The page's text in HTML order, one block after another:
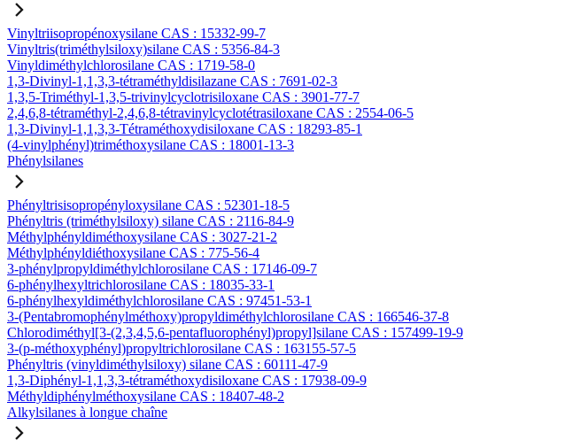
Vinyltriisopropénoxysilane CAS : 15332-99-7
Vinyltris(triméthylsiloxy)silane CAS : 5356-84-3
Vinyldiméthylchlorosilane CAS : 1719-58-0
1,3-Divinyl-1,1,3,3-tétraméthyldisilazane CAS : 7691-02-3
1,3,5-Triméthyl-1,3,5-trivinylcyclotrisiloxane CAS : 3901-77-7
2,4,6,8-tétraméthyl-2,4,6,8-tétravinylcyclotétrasiloxane CAS : 2554-06-5
1,3-Divinyl-1,1,3,3-Tétraméthoxydisiloxane CAS : 18293-85-1
(4-vinylphényl)triméthoxysilane CAS : 18001-13-3
Phénylsilanes
Phényltrisisopropényloxysilane CAS : 52301-18-5
Phényltris (triméthylsiloxy) silane CAS : 2116-84-9
Méthylphényldiméthoxysilane CAS : 3027-21-2
Méthylphényldiéthoxysilane CAS : 775-56-4
3-phénylpropyldiméthylchlorosilane CAS : 17146-09-7
6-phénylhexyltrichlorosilane CAS : 18035-33-1
6-phénylhexyldiméthylchlorosilane CAS : 97451-53-1
3-(Pentabromophénylméthoxy)propyldiméthylchlorosilane CAS : 166546-37-8
Chlorodiméthyl[3-(2,3,4,5,6-pentafluorophényl)propyl]silane CAS : 157499-19-9
3-(p-méthoxyphényl)propyltrichlorosilane CAS : 163155-57-5
Phényltris (vinyldiméthylsiloxy) silane CAS : 60111-47-9
1,3-Diphényl-1,1,3,3-tétraméthoxydisiloxane CAS : 17938-09-9
Méthyldiphénylméthoxysilane CAS : 18407-48-2
Alkylsilanes à longue chaîne